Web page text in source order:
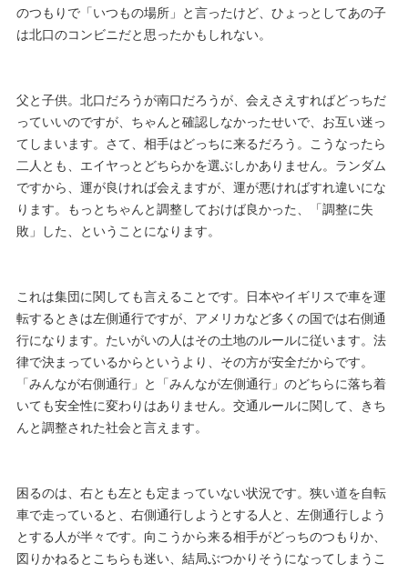
のつもりで「いつもの場所」と言ったけど、ひょっとしてあの子
は北口のコンビニだと思ったかもしれない。
父と子供。北口だろうが南口だろうが、会えさえすればどっちだ
っていいのですが、ちゃんと確認しなかったせいで、お互い迷っ
てしまいます。さて、相手はどっちに来るだろう。こうなったら
二人とも、エイヤっとどちらかを選ぶしかありません。ランダム
ですから、運が良ければ会えますが、運が悪ければすれ違いにな
ります。もっとちゃんと調整しておけば良かった、「調整に失
敗」した、ということになります。
これは集団に関しても言えることです。日本やイギリスで車を運
転するときは左側通行ですが、アメリカなど多くの国では右側通
行になります。たいがいの人はその土地のルールに従います。法
律で決まっているからというより、その方が安全だからです。
「みんなが右側通行」と「みんなが左側通行」のどちらに落ち着
いても安全性に変わりはありません。交通ルールに関して、きち
んと調整された社会と言えます。
困るのは、右とも左とも定まっていない状況です。狭い道を自転
車で走っていると、右側通行しようとする人と、左側通行しよう
とする人が半々です。向こうから来る相手がどっちのつもりか、
図りかねるとこちらも迷い、結局ぶつかりそうになってしまうこ